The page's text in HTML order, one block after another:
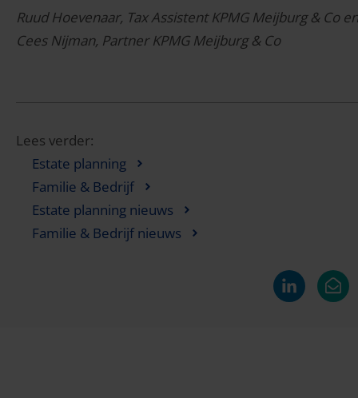
Ruud Hoevenaar, Tax Assistent KPMG Meijburg & Co
Cees Nijman, Partner KPMG Meijburg & Co
Lees verder:
Estate planning
Familie & Bedrijf
Estate planning nieuws
Familie & Bedrijf nieuws